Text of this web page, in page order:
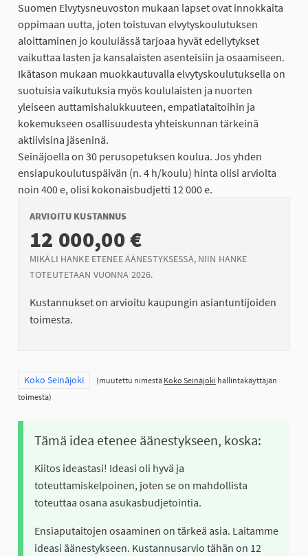
Suomen Elvytysneuvoston mukaan lapset ovat innokkaita
oppimaan uutta, joten toistuvan elvytyskoulutuksen
aloittaminen jo kouluiässä tarjoaa hyvät edellytykset
vaikuttaa lasten ja kansalaisten asenteisiin ja osaamiseen.
Ikätason mukaan muokkautuvalla elvytyskoulutuksella on
suotuisia vaikutuksia myös koululaisten ja nuorten
yleiseen auttamishalukkuuteen, empatiataitoihin ja
kokemukseen osallisuudesta yhteiskunnan tärkeinä
aktiivisina jäseninä.
Seinäjoella on 30 perusopetuksen koulua. Jos yhden
ensiapukoulutuspäivän (n. 4 h/koulu) hinta olisi arviolta
noin 400 e, olisi kokonaisbudjetti 12 000 e.
ARVIOITU KUSTANNUS
12 000,00 €
MIKÄLI HANKE ETENEE ÄÄNESTYKSESSÄ, NIIN HANKE
TOTEUTETAAN VUONNA 2026.
Kustannukset on arvioitu kaupungin asiantuntijoiden
toimesta.
Rajaa tulokset teeman mukaan: Koko Seinäjoki
Koko Seinäjoki (muutettu nimestä Koko Seinäjoki hallintakäyttäjän
toimesta)
Tämä idea etenee äänestykseen, koska:
Kiitos ideastasi! Ideasi oli hyvä ja
toteuttamiskelpoinen, joten se on mahdollista
toteuttaa osana asukasbudjetointia.
Ensiaputaitojen osaaminen on tärkeä asia. Laitamme
ideasi äänestykseen. Kustannusarvio tähän on 12